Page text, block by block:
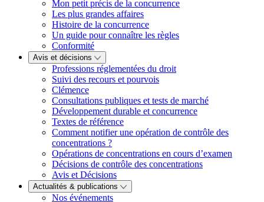
Mon petit précis de la concurrence
Les plus grandes affaires
Histoire de la concurrence
Un guide pour connaître les règles
Conformité
Avis et décisions
Professions réglementées du droit
Suivi des recours et pourvois
Clémence
Consultations publiques et tests de marché
Développement durable et concurrence
Textes de référence
Comment notifier une opération de contrôle des
concentrations ?
Opérations de concentrations en cours d’examen
Décisions de contrôle des concentrations
Avis et Décisions
Actualités & publications
Nos événements